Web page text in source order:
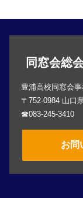
同窓会総
豊浦高校同窓会
〒752-0984 山口
☎083-245-3410
お問